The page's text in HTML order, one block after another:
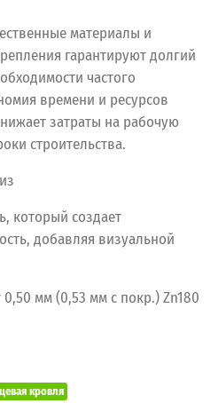
материалы и
гарантируют долгий
частого
времени и ресурсов
затраты на рабочую
строительства.
который создает
добавляя визуальной
мм (0,53 мм с покр.) Zn180
кровля